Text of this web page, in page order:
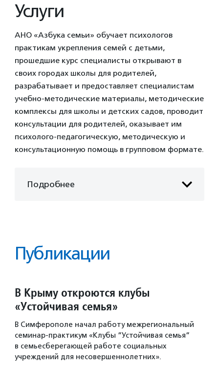
Услуги
АНО «Азбука семьи» обучает психологов
практикам укрепления семей с детьми,
прошедшие курс специалисты открывают в
своих городах школы для родителей,
разрабатывает и предоставляет специалистам
учебно-методические материалы, методические
комплексы для школы и детских садов, проводит
консультации для родителей, оказывает им
психолого-педагогическую, методическую и
консультационную помощь в групповом формате.
Подробнее
Публикации
В Крыму откроются клубы
«Устойчивая семья»
В Симферополе начал работу межрегиональный
семинар-практикум «Клубы ”Устойчивая семья”
в семьесберегающей работе социальных
учреждений для несовершеннолетних».